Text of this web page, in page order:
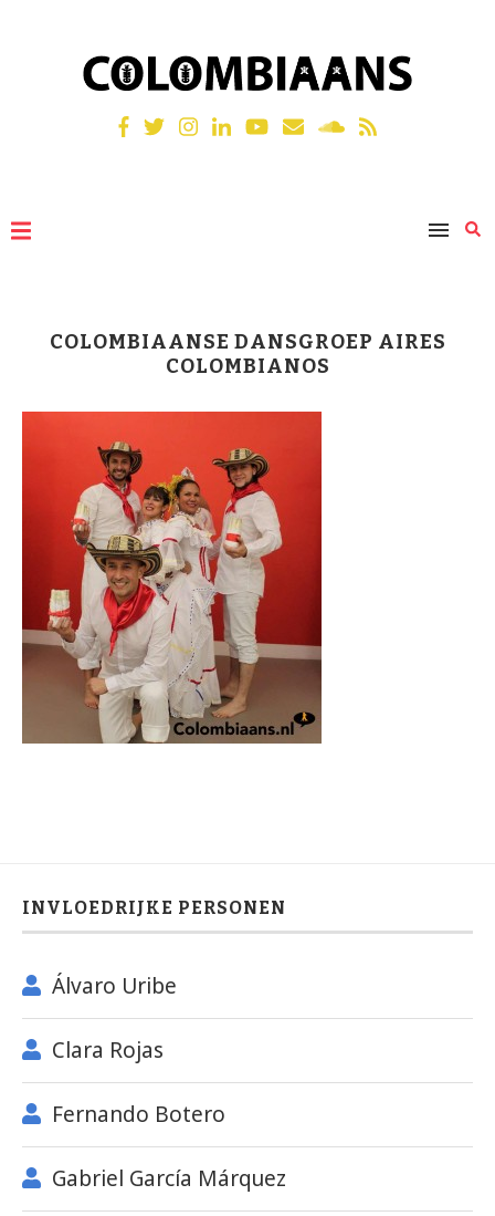
COLOMBIAANSE DANSGROEP AIRES
COLOMBIANOS
INVLOEDRIJKE PERSONEN
Álvaro Uribe
Clara Rojas
Fernando Botero
Gabriel García Márquez